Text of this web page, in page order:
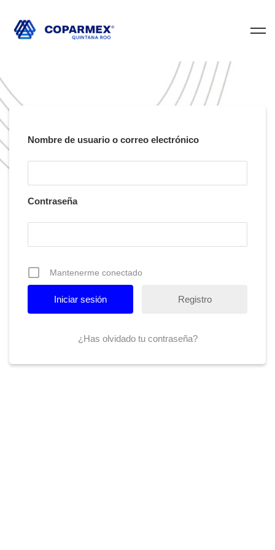
Nombre de usuario o correo electrónico
Contraseña
Mantenerme conectado
Registro
¿Has olvidado tu contraseña?